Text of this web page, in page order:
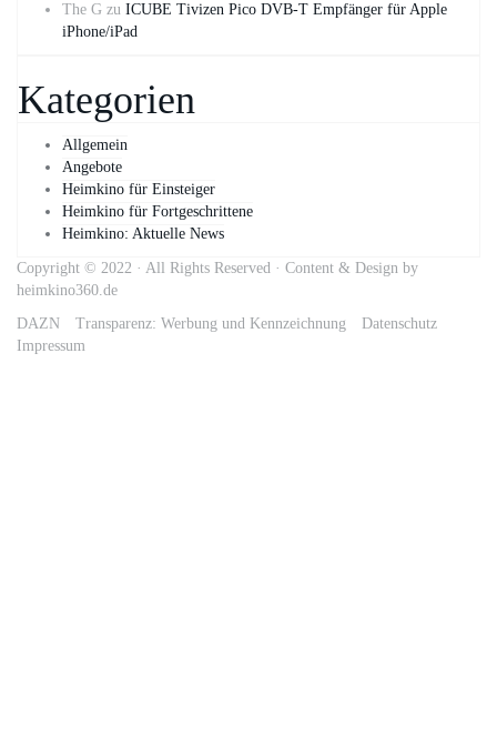
The G zu ICUBE Tivizen Pico DVB-T Empfänger für Apple
iPhone/iPad
Kategorien
Allgemein
Angebote
Heimkino für Einsteiger
Heimkino für Fortgeschrittene
Heimkino: Aktuelle News
Copyright © 2022 · All Rights Reserved · Content & Design by
heimkino360.de
DAZN
Transparenz: Werbung und Kennzeichnung
Datenschutz
Impressum